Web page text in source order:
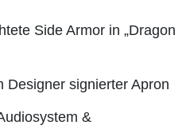
Side Armor in „Dragon
Designer signierter Apron
&